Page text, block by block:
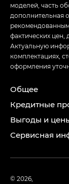
моделей, часть
дополнительная
фактических
Актуальную
комплектациях,
оформления
Общее
Кредитные
Выгоды и
Сервисная
© 2026,